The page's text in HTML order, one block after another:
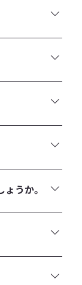
よりご確認
calendar-
なります。 撮
となります。
前まで仮押さ
た場合に
日以内の お
、ご利用日か
せください。
ください。
うか。
す。 最低利用
は別途相談と